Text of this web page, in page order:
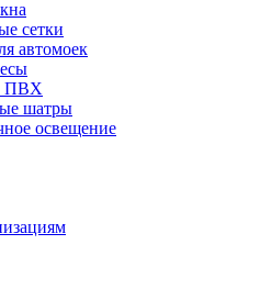
сетки
автомоек
ПВХ
шатры
освещение